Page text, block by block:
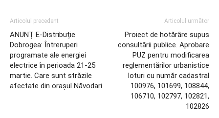
Articolul precedent
ANUNȚ E-Distribuție
Dobrogea: Întreruperi
programate ale energiei
electrice în perioada 21-25
martie. Care sunt străzile
afectate din orașul Năvodari
Articolul următor
Proiect de hotărâre supus
consultării publice. Aprobare
PUZ pentru modificarea
reglementărilor urbanistice
loturi cu număr cadastral
100976, 101699, 108844,
106710, 102797, 102821,
102826